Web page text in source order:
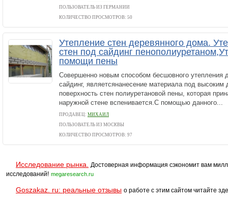
ПОЛЬЗОВАТЕЛЬ ИЗ ГЕРМАНИИ
КОЛИЧЕСТВО ПРОСМОТРОВ: 50
Утепление стен деревянного дома.
стен под сайдинг
помощи пены
Совершенно новым способом бесшовного утепления
сайдинг, являетсянанесение материала под высоким
поверхность стен полиуретановой пены, которая
наружной стене вспенивается.С помощью данного...
ПРОДАВЕЦ: МИХАИЛ
ПОЛЬЗОВАТЕЛЬ ИЗ МОСКВЫ
КОЛИЧЕСТВО ПРОСМОТРОВ: 97
Исследование рынка.
Достоверная информация сэкономит вам
исследований! megaresearch.ru
Goszakaz. ru: реальные отзывы о работе с этим сайтом читайте